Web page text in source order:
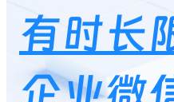
有时长